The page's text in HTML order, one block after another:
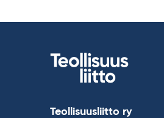
Teollisuusliitto ry